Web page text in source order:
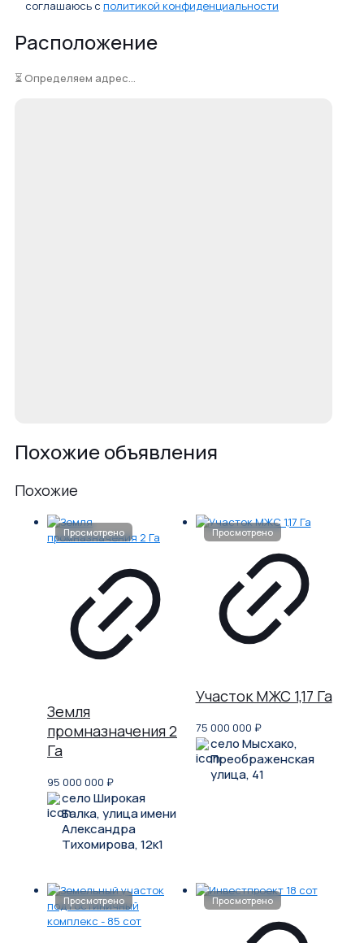
соглашаюсь с политикой конфиденциальности
Расположение
⏳ Определяем адрес...
Похожие объявления
Похожие
Земля
промназначения 2
Га
95 000 000 ₽
село Широкая
Балка, улица имени
Александра
Тихомирова, 12к1
Участок МЖС 1,17 Га
75 000 000 ₽
село Мысхако,
Преображенская
улица, 41